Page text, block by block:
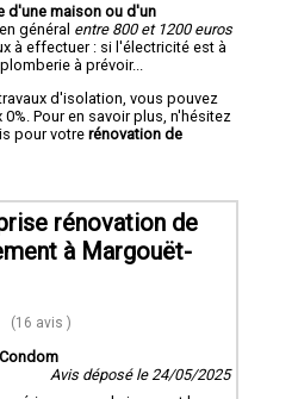
d'une maison ou d'un
général entre 800 et 1200 euros
à effectuer : si l'électricité est à
à prévoir...
d'isolation, vous pouvez
Pour en savoir plus, n'hésitez
pour votre rénovation de
rénovation de
à Margouët-
(16 avis )
Avis déposé le 24/05/2025